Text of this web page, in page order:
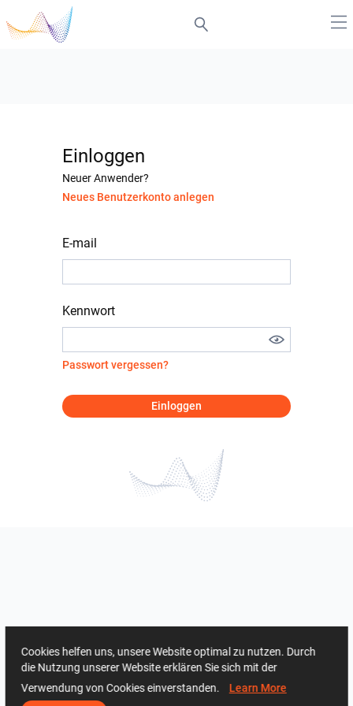
Einloggen
Neuer Anwender?
Neues Benutzerkonto anlegen
E-mail
Kennwort
Passwort vergessen?
Einloggen
Cookies helfen uns, unsere Website optimal zu nutzen. Durch
die Nutzung unserer Website erklären Sie sich mit der
Verwendung von Cookies einverstanden. Learn More